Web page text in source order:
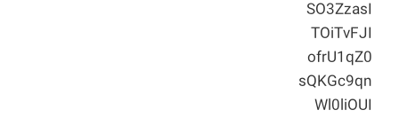
SO3ZzasI
TOiTvFJI
ofrU1qZ0
sQKGc9qn
Wl0liOUI